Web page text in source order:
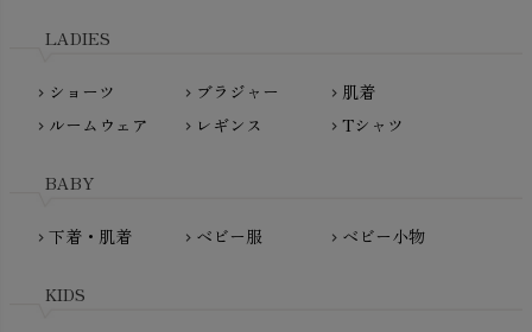
nanadecor（ナナデェコール）
Haruulala（ハルウララ）
PeopleTree（ピープルツリー）
PRISTINE（プリスティン）
Madame MO（マダムモー）
maggies（マギーズ）
MATONA（マトナ）
mini rodini（ミニロディーニ）
LADIES
chevron_right ショーツ chevron_right ブラジャー chevron_right 肌着
chevron_right ルームウェア chevron_right レギンス chevron_rightTシャツ
BABY
chevron_right 下着・肌着 chevron_right ベビー服 chevron_right ベビー小物
KIDS